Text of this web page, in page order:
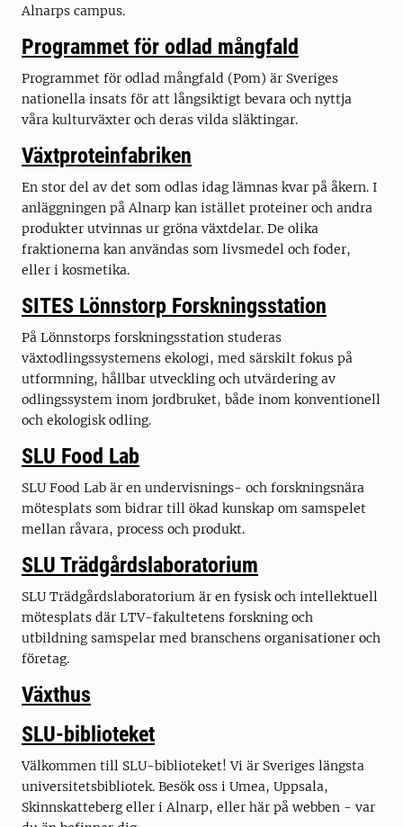
Alnarps campus.
Programmet för odlad mångfald
Programmet för odlad mångfald (Pom) är Sveriges
nationella insats för att långsiktigt bevara och nyttja
våra kulturväxter och deras vilda släktingar.
Växtproteinfabriken
En stor del av det som odlas idag lämnas kvar på åkern. I
anläggningen på Alnarp kan istället proteiner och andra
produkter utvinnas ur gröna växtdelar. De olika
fraktionerna kan användas som livsmedel och foder,
eller i kosmetika.
SITES Lönnstorp Forskningsstation
På Lönnstorps forskningsstation studeras
växtodlingssystemens ekologi, med särskilt fokus på
utformning, hållbar utveckling och utvärdering av
odlingssystem inom jordbruket, både inom konventionell
och ekologisk odling.
SLU Food Lab
SLU Food Lab är en undervisnings- och forskningsnära
mötesplats som bidrar till ökad kunskap om samspelet
mellan råvara, process och produkt.
SLU Trädgårdslaboratorium
SLU Trädgårdslaboratorium är en fysisk och intellektuell
mötesplats där LTV-fakultetens forskning och
utbildning samspelar med branschens organisationer och
företag.
Växthus
SLU-biblioteket
Välkommen till SLU-biblioteket! Vi är Sveriges längsta
universitetsbibliotek. Besök oss i Umea, Uppsala,
Skinnskatteberg eller i Alnarp, eller här på webben - var